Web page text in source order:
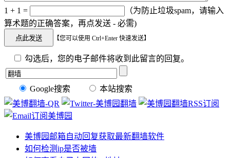
1 + 1 =
（为防止垃圾spam，请输入
算术题的正确答案，再点发送 - 必需)
【您可以使用 Ctrl+Enter 快速发送】
勾选后，您的电子邮件将收到此留言的回复。
Google搜索 本站搜索
美博园邮箱自动回复获取最新翻墙软件
如何检测ip是否被墙